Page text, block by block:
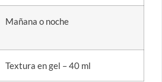
Mañana o noche
Textura en gel – 40 ml